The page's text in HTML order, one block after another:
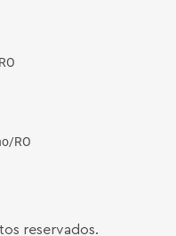
RO
reservados.